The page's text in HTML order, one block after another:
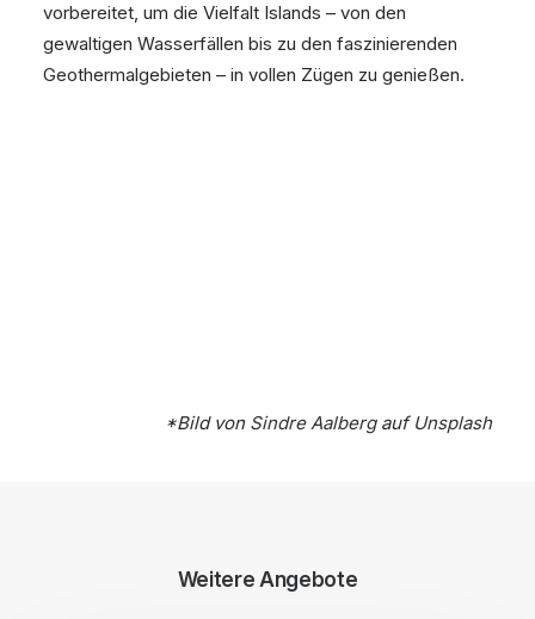
vorbereitet, um die Vielfalt Islands – von den
gewaltigen Wasserfällen bis zu den faszinierenden
Geothermalgebieten – in vollen Zügen zu genießen.
*Bild von Sindre Aalbergauf Unsplash
Weitere Angebote